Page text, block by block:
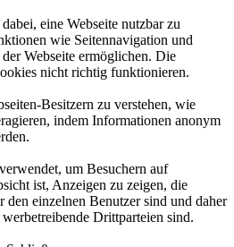
eine Webseite nutzbar zu
wie Seitennavigation und
Webseite ermöglichen. Die
nicht richtig funktionieren.
Besitzern zu verstehen, wie
indem Informationen anonym
um Besuchern auf
ist, Anzeigen zu zeigen, die
den einzelnen Benutzer sind und daher
Drittparteien sind.